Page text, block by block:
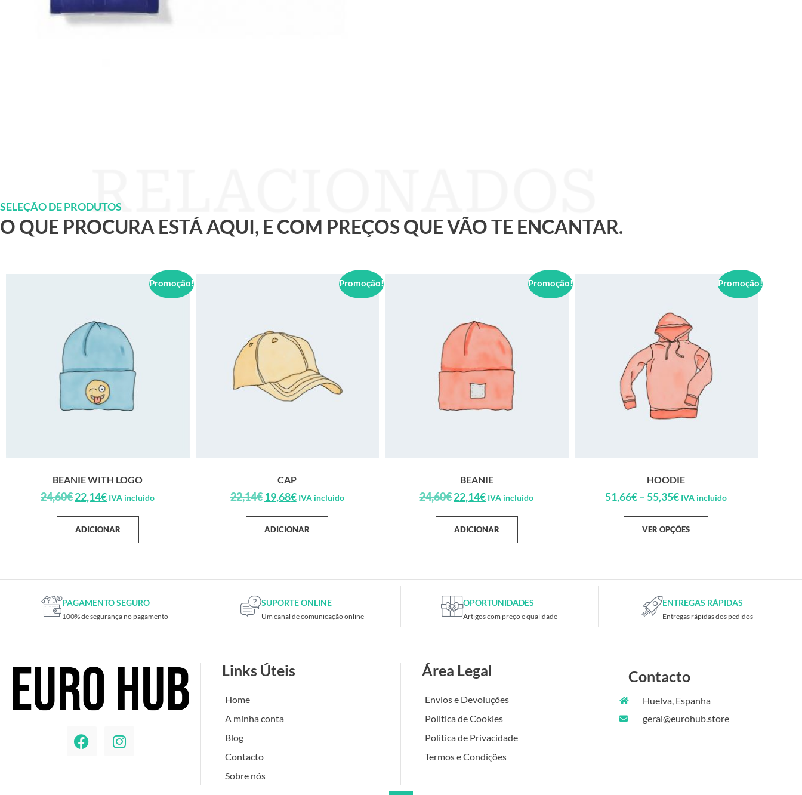
SELEÇÃO DE PRODUTOS
O QUE PROCURA ESTÁ AQUI, E COM PREÇOS QUE VÃO TE ENCANTAR.
Promoção!
BEANIE WITH LOGO
24,60€22,14€ IVA incluido
ADICIONAR
Promoção!
CAP
22,14€19,68€ IVA incluido
ADICIONAR
Promoção!
BEANIE
24,60€22,14€ IVA incluido
ADICIONAR
Promoção!
HOODIE
51,66€– 55,35€ IVA incluido
VER OPÇÕES
PAGAMENTO SEGURO
100% de segurança no pagamento
SUPORTE ONLINE
Um canal de comunicação online
OPORTUNIDADES
Artigos com preço e qualidade
ENTREGAS RÁPIDAS
Entregas rápidas dos pedidos
Links Úteis
Home
A minha conta
Blog
Contacto
Sobre nós
Área Legal
Envios e Devoluções
Politica de Cookies
Politica de Privacidade
Termos e Condições
Contacto
Huelva, Espanha
geral@eurohub.store